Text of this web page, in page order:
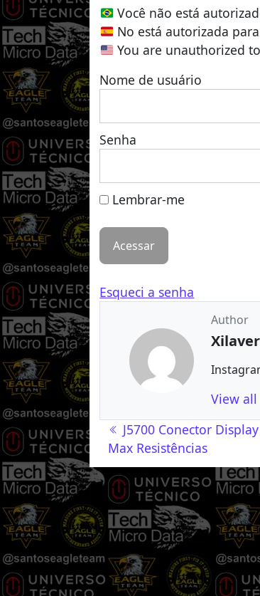
Você não está
No está autorizada
You are unauthorized
Nome de usuário
Senha
Lembrar-me
Esqueci a senha
Author
View
Navegação de
J5700 Conector
Max Resistências